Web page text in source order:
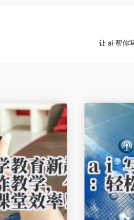
让 ai 帮你